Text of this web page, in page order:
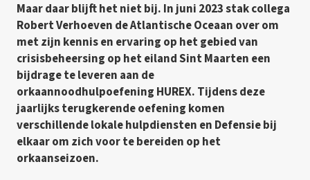
Maar daar blijft het niet bij. In juni 2023 stak collega
Robert Verhoeven de Atlantische Oceaan over om
met zijn kennis en ervaring op het gebied van
crisisbeheersing op het eiland Sint Maarten een
bijdrage te leveren aan de
orkaannoodhulpoefening HUREX. Tijdens deze
jaarlijks terugkerende oefening komen
verschillende lokale hulpdiensten en Defensie bij
elkaar om zich voor te bereiden op het
orkaanseizoen.